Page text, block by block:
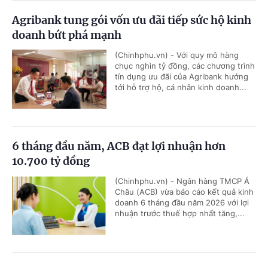
Agribank tung gói vốn ưu đãi tiếp sức hộ kinh
doanh bứt phá mạnh
(Chinhphu.vn) - Với quy mô hàng
chục nghìn tỷ đồng, các chương trình
tín dụng ưu đãi của Agribank hướng
tới hỗ trợ hộ, cá nhân kinh doanh...
6 tháng đầu năm, ACB đạt lợi nhuận hơn
10.700 tỷ đồng
(Chinhphu.vn) - Ngân hàng TMCP Á
Châu (ACB) vừa báo cáo kết quả kinh
doanh 6 tháng đầu năm 2026 với lợi
nhuận trước thuế hợp nhất tăng,...